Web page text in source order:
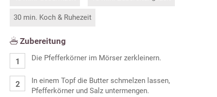
30 min. Koch & Ruhezeit
Zubereitung
Die Pfefferkörner im Mörser zerkleinern.
In einem Topf die Butter schmelzen lassen,
Pfefferkörner und Salz untermengen.